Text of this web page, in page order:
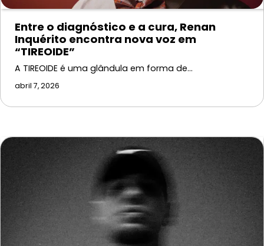
Entre o diagnóstico e a cura, Renan
Inquérito encontra nova voz em
“TIREOIDE”
A TIREOIDE é uma glândula em forma de…
abril 7, 2026